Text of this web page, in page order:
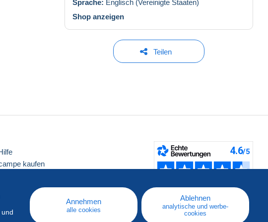
Sprache: Englisch (Vereinigte Staaten)
Shop anzeigen
Teilen
Annehmen
alle cookies
Ablehnen
analytische und werbe-
cookies
kaufen
Website